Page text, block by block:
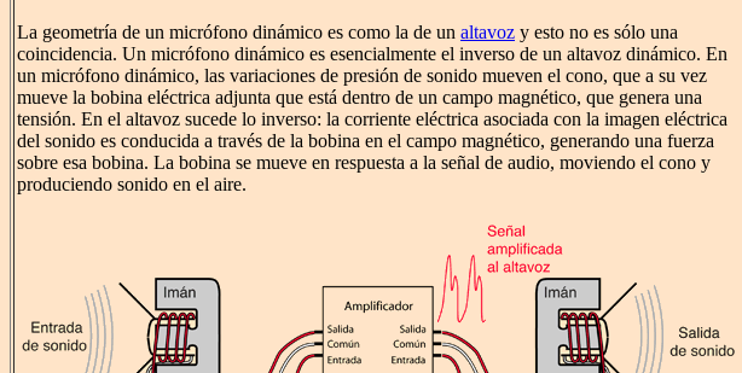
La geometría de un micrófono dinámico es como la de un altavoz y esto no es sólo una
coincidencia. Un micrófono dinámico es esencialmente el inverso de un altavoz dinámico. En
un micrófono dinámico, las variaciones de presión de sonido mueven el cono, que a su vez
mueve la bobina eléctrica adjunta que está dentro de un campo magnético, que genera una
tensión. En el altavoz sucede lo inverso: la corriente eléctrica asociada con la imagen eléctrica
del sonido es conducida a través de la bobina en el campo magnético, generando una fuerza
sobre esa bobina. La bobina se mueve en respuesta a la señal de audio, moviendo el cono y
produciendo sonido en el aire.